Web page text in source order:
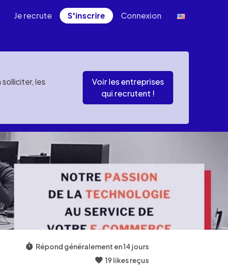
Je recrute S'inscrire Connexion
les
Voir les entreprises
qui recrutent !
Répond généralement en 14 jours
19 likes reçus